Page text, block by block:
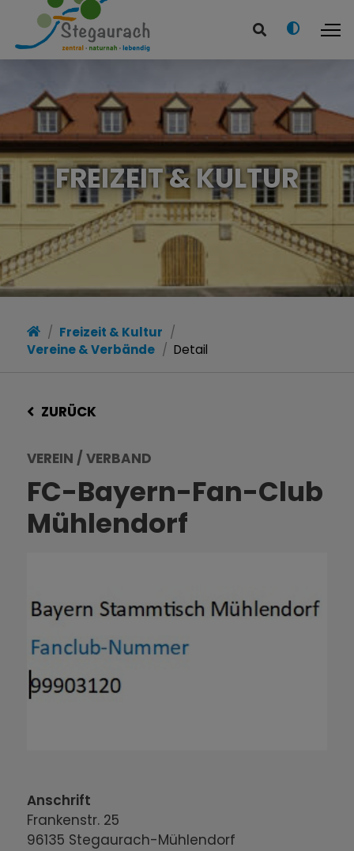
FREIZEIT & KULTUR
Freizeit & Kultur
Vereine & Verbände
Detail
ZURÜCK
VEREIN / VERBAND
FC-Bayern-Fan-Club
Mühlendorf
Anschrift
Frankenstr. 25
96135 Stegaurach-Mühlendorf